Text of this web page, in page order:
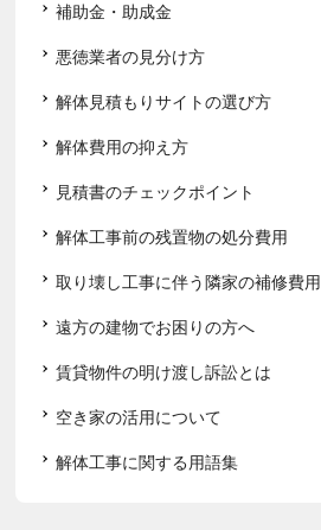
補助金・助成金
悪徳業者の見分け方
解体見積もりサイトの選び方
解体費用の抑え方
見積書のチェックポイント
解体工事前の残置物の処分費用
取り壊し工事に伴う隣家の補修費用
遠方の建物でお困りの方へ
賃貸物件の明け渡し訴訟とは
空き家の活用について
解体工事に関する用語集